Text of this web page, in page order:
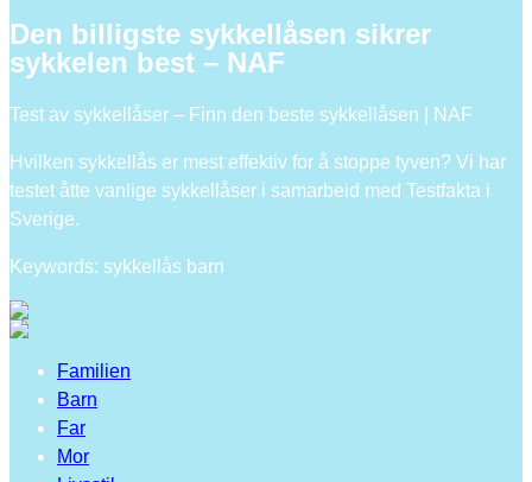
Den billigste sykkellåsen sikrer
sykkelen best – NAF
Test av sykkellåser – Finn den beste sykkellåsen | NAF
Hvilken sykkellås er mest effektiv for å stoppe tyven? Vi har
testet åtte vanlige sykkellåser i samarbeid med Testfakta i
Sverige.
Keywords: sykkellås barn
Familien
Barn
Far
Mor